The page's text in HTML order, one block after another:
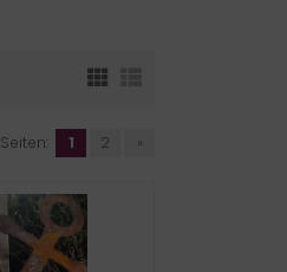
Seiten: 1 2 »